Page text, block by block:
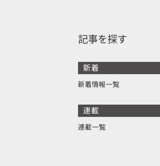
記事を探す
新着
新着情報一覧
連載
連載一覧